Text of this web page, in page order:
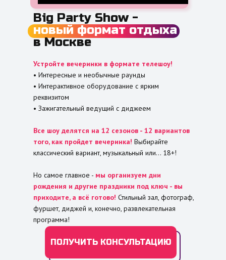
Устройте вечеринки в формате телешоу!
• Интересные и необычные раунды
• Интерактивное оборудование с ярким
реквизитом
• Зажигательный ведущий c диджеем
Все шоу делятся на 12 сезонов - 12 вариантов
того, как пройдет вечеринка! Выбирайте
классический вариант, музыкальный или... 18+!
Но самое главное - мы организуем дни
рождения и другие праздники под ключ - вы
приходите, а всё готово! Стильный зал, фотограф,
фуршет, диджей и, конечно, развлекательная
программа!
Big Party Show -
новый формат отдыха
в Москве
ПОЛУЧИТЬ КОНСУЛЬТАЦИЮ